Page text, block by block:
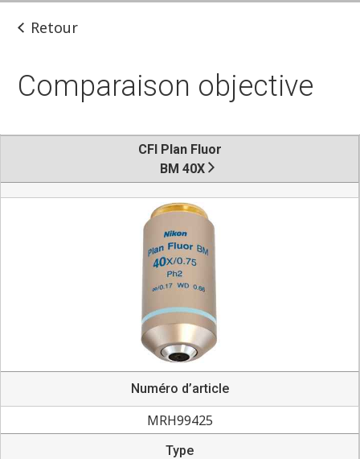
Retour
Comparaison objective
CFI Plan Fluor
BM 40X
Numéro d’article
MRH99425
Type